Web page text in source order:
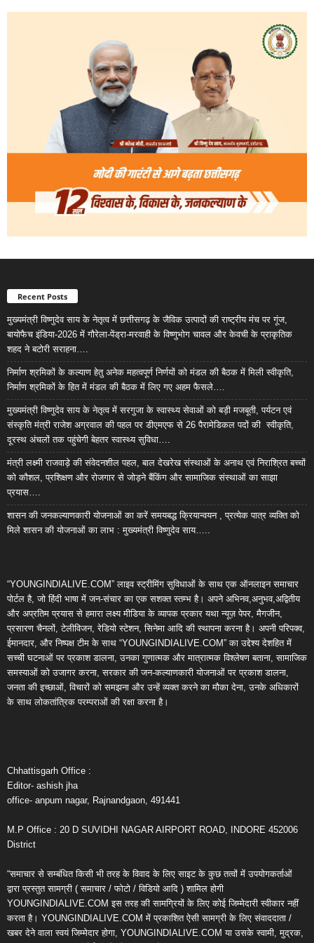
Recent Posts
मुख्यमंत्री विष्णुदेव साय के नेतृत्व में छत्तीसगढ़ के जैविक उत्पादों की राष्ट्रीय मंच पर गूंज,
बायोफैच इंडिया-2026 में गौरेला-पेंड्रा-मरवाही के विष्णुभोग चावल और केवची के प्राकृतिक
शहद ने बटोरी सराहना….
निर्माण श्रमिकों के कल्याण हेतु अनेक महत्वपूर्ण निर्णयों को मंडल की बैठक में मिली स्वीकृति,
निर्माण श्रमिकों के हित में मंडल की बैठक में लिए गए अहम फैसले….
मुख्यमंत्री विष्णुदेव साय के नेतृत्व में सरगुजा के स्वास्थ्य सेवाओं को बड़ी मजबूती, पर्यटन एवं
संस्कृति मंत्री राजेश अग्रवाल की पहल पर डीएमएफ से 26 पैरामेडिकल पदों की स्वीकृति,
दूरस्थ अंचलों तक पहुंचेगी बेहतर स्वास्थ्य सुविधा….
मंत्री लक्ष्मी राजवाड़े की संवेदनशील पहल, बाल देखरेख संस्थाओं के अनाथ एवं निराश्रित बच्चों
को कौशल, प्रशिक्षण और रोजगार से जोड़ने बैंकिंग और सामाजिक संस्थाओं का साझा
प्रयास….
शासन की जनकल्याणकारी योजनाओं का करें समयबद्ध क्रियान्वयन , प्रत्येक पात्र व्यक्ति को
मिले शासन की योजनाओं का लाभ : मुख्यमंत्री विष्णुदेव साय…..
“YOUNGINDIALIVE.COM” लाइव स्ट्रीमिंग सुविधाओं के साथ एक ऑनलाइन समाचार
पोर्टल है, जो हिंदी भाषा में जन-संचार का एक सशक्त स्तम्भ है। अपने अभिनव,अनुभव,अद्वितीय
और अप्रतिम प्रयास से हमारा लक्ष्य मीडिया के व्यापक प्रकार यथा न्यूज़ पेपर, मैगजीन,
प्रसारण चैनलों, टेलीविजन, रेडियो स्टेशन, सिनेमा आदि की स्थापना करना है। अपनी परिपक्व,
ईमानदार, और निष्पक्ष टीम के साथ “YOUNGINDIALIVE.COM” का उद्देश्य देशहित में
सच्ची घटनाओं पर प्रकाश डालना, उनका गुणात्मक और मात्रात्मक विश्लेषण बताना, सामाजिक
समस्याओं को उजागर करना, सरकार की जन-कल्याणकारी योजनाओं पर प्रकाश डालना,
जनता की इच्छाओं, विचारों को समझना और उन्हें व्यक्त करने का मौका देना, उनके अधिकारों
के साथ लोकतांत्रिक परम्पराओं की रक्षा करना है।
Chhattisgarh Office :
Editor- ashish jha
office- anpum nagar, Rajnandgaon, 491441
M.P Office : 20 D SUVIDHI NAGAR AIRPORT ROAD, INDORE 452006
District
“समाचार से सम्बंधित किसी भी तरह के विवाद के लिए साइट के कुछ तत्वों में उपयोगकर्ताओं
द्वारा प्रस्तुत सामग्री ( समाचार / फोटो / विडियो आदि ) शामिल होगी
YOUNGINDIALIVE.COM इस तरह की सामग्रियों के लिए कोई जिम्मेदारी स्वीकार नहीं
करता है। YOUNGINDIALIVE.COM में प्रकाशित ऐसी सामग्री के लिए संवाददाता /
खबर देने वाला स्वयं जिम्मेदार होगा, YOUNGINDIALIVE.COM या उसके स्वामी, मुद्रक,